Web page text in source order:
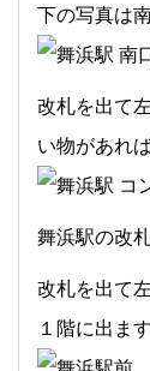
下の写真は
改札を出て
い物があれ
舞浜駅の改
改札を出て
１階に出ます